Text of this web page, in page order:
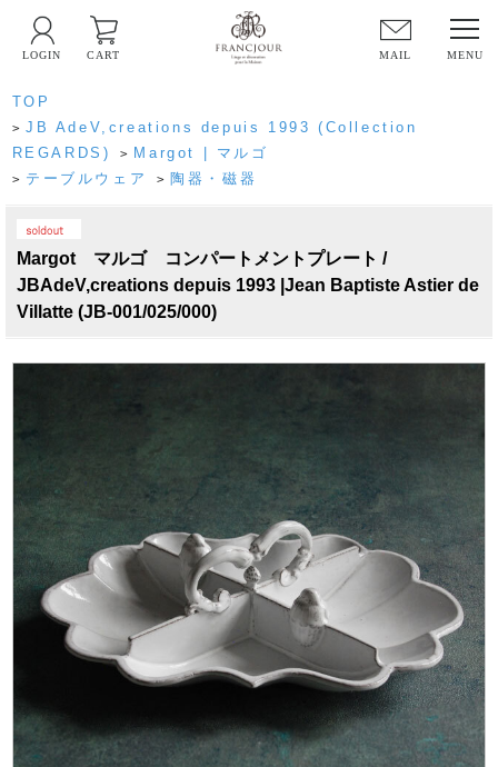
MAIL
LOGIN CART
TOP
> JB AdeV,creations depuis 1993 (Collection
REGARDS)
> Margot | マルゴ
> テーブルウェア > 陶器・磁器
PICK UP
Margot マルゴ コンパートメントプレート /
JBAdeV,creations depuis 1993 |Jean Baptiste Astier de
Villatte (JB-001/025/000)